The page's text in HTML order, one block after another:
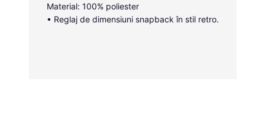
Material: 100% poliester
• Reglaj de dimensiuni snapback în stil retro.